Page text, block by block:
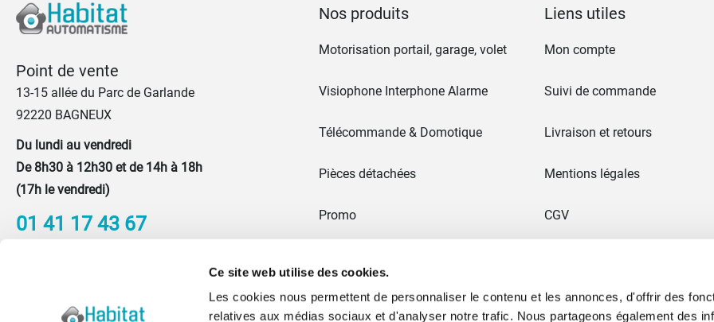
Ce site web utilise des cookies.
Les cookies nous permettent de personnaliser le contenu et les annonces, d'offrir des
relatives aux médias sociaux et d'analyser notre trafic. Nous partageons également des
Point de vente
13-15 allée du Parc de Garlande
92220 BAGNEUX
Du lundi au vendredi
De 8h30 à 12h30 et de 14h à 18h
(17h le vendredi)
01 41 17 43 67
Nos produits
Motorisation portail, garage, volet
Visiophone Interphone Alarme
Télécommande & Domotique
Pièces détachées
Promo
Blog
Liens utiles
Mon compte
Suivi de commande
Livraison et retours
Mentions légales
CGV
Ancien site